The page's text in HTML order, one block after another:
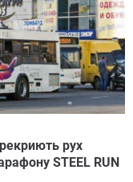
рух
STEEL RUN